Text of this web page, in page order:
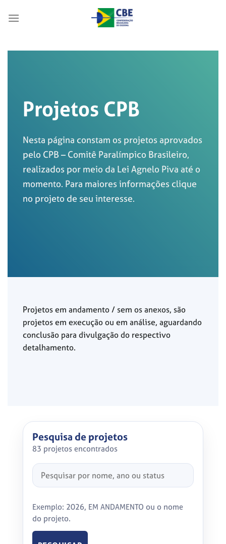
Projetos CPB
Nesta página constam os projetos aprovados
pelo CPB – Comitê Paralímpico Brasileiro,
realizados por meio da Lei Agnelo Piva até o
momento. Para maiores informações clique
no projeto de seu interesse.
Projetos em andamento / sem os anexos, são
projetos em execução ou em análise, aguardando
conclusão para divulgação do respectivo
detalhamento.
Pesquisa de projetos
83 projetos encontrados
Pesquisar
projetos
Exemplo: 2026, EM ANDAMENTO ou o nome
do projeto.